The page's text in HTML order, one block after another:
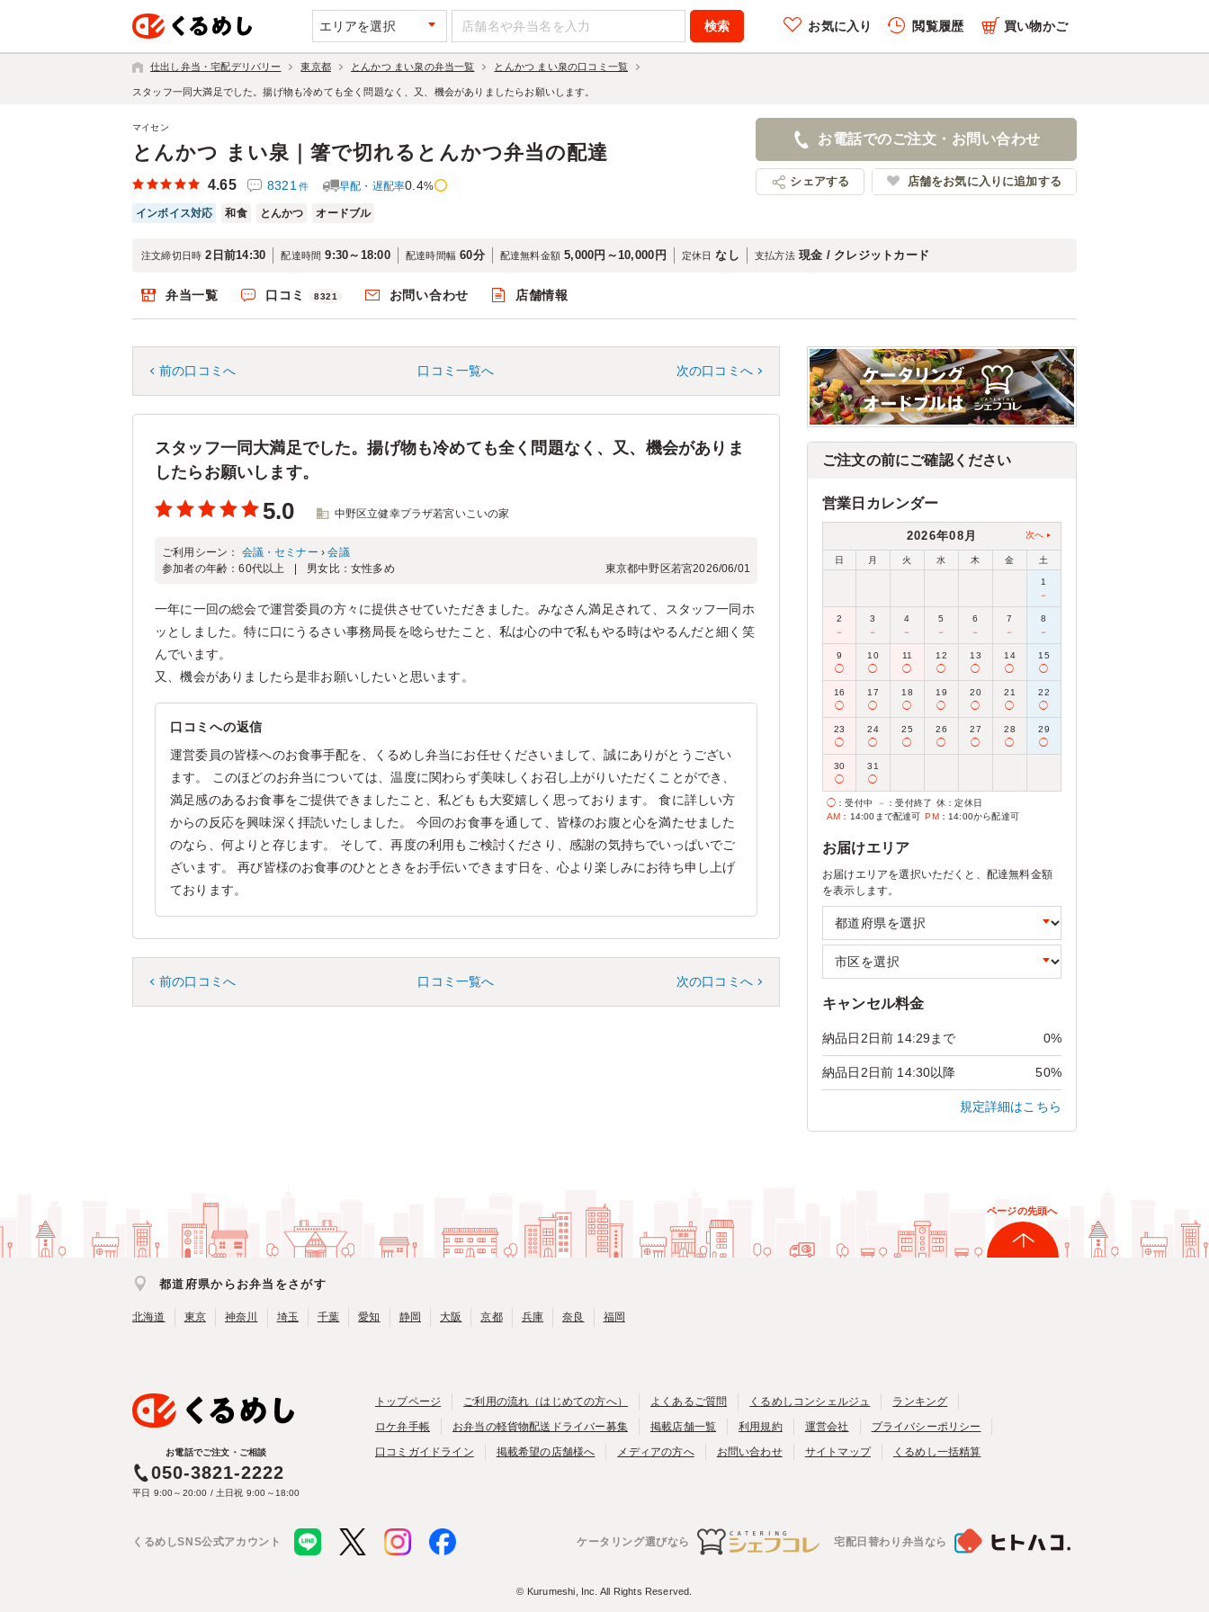
エリアを選択 お気に入り 閲覧履歴 買い物かご
仕出し弁当・宅配デリバリー 東京都 とんかつ まい泉の弁当一覧 とんかつ まい泉の口コミ一覧
スタッフ一同大満足でした。揚げ物も冷めても全く問題なく、又、機会がありましたらお願いします。
とんかつ まい泉｜箸で切れるとんかつ弁当の配達
マイセン
4.65 8321 件 早配・遅配率0.4%
インボイス対応 和食 とんかつ オードブル
お電話でのご注文・お問い合わせ
シェアする 店舗をお気に入りに追加する
注文締切日時 2日前14:30 配達時間 9:30～18:00 配達時間幅 60分 配達無料金額 5,000円～10,000円 定休日 なし 支払方法 現金 / クレジットカード
弁当一覧 口コミ 8321 お問い合わせ 店舗情報
前の口コミへ 口コミ一覧へ 次の口コミへ
スタッフ一同大満足でした。揚げ物も冷めても全く問題なく、又、機会がありま
したらお願いします。
5.0 中野区立健幸プラザ若宮いこいの家
ご利用シーン： 会議・セミナー ›会議
参加者の年齢：60代以上 男女比： 女性多め 東京都中野区若宮2026/06/01
一年に一回の総会で運営委員の方々に提供させていただきました。みなさん満足されて、スタッフ一同ホ
ッとしました。特に口にうるさい事務局長を唸らせたこと、私は心の中で私もやる時はやるんだと細く笑
んでいます。
又、機会がありましたら是非お願いしたいと思います。
口コミへの返信
運営委員の皆様へのお食事手配を、くるめし弁当にお任せくださいまして、誠にありがとうござい
ます。 このほどのお弁当については、温度に関わらず美味しくお召し上がりいただくことができ、
満足感のあるお食事をご提供できましたこと、私どもも大変嬉しく思っております。 食に詳しい方
からの反応を興味深く拝読いたしました。 今回のお食事を通して、皆様のお腹と心を満たせました
のなら、何よりと存じます。 そして、再度の利用もご検討くださり、感謝の気持ちでいっぱいでご
ざいます。 再び皆様のお食事のひとときをお手伝いできます日を、心より楽しみにお待ち申し上げ
ております。
前の口コミへ 口コミ一覧へ 次の口コミへ
ご注文の前にご確認ください
営業日カレンダー
2026年08月 次へ
日 月 火 水 木 金 土
1
－
2
－
3
－
4
－
5
－
6
－
7
－
8
－
9
◯
10
◯
11
◯
12
◯
13
◯
14
◯
15
◯
16
◯
17
◯
18
◯
19
◯
20
◯
21
◯
22
◯
23
◯
24
◯
25
◯
26
◯
27
◯
28
◯
29
◯
30
◯
31
◯
◯ ：受付中 － ：受付終了 休 ：定休日
AM ：14:00まで配達可 PM：14:00から配達可
お届けエリア
お届けエリアを選択いただくと、配達無料金額
を表示します。
キャンセル料金
納品日2日前 14:29まで 0%
納品日2日前 14:30以降 50%
規定詳細はこちら
ページの先頭へ
都道府県からお弁当をさがす
北海道 東京 神奈川 埼玉 千葉 愛知 静岡 大阪 京都 兵庫 奈良 福岡
お電話でご注文・ご相談
050-3821-2222
平日 9:00～20:00 / 土日祝 9:00～18:00
トップページ ご利用の流れ（はじめての方へ） よくあるご質問 くるめしコンシェルジュ
ランキング
ロケ弁手帳
お弁当の軽貨物配送ドライバー募集 掲載店舗一覧 利用規約 運営会社
プライバシーポリシー
口コミガイドライン
掲載希望の店舗様へ メディアの方へ お問い合わせ サイトマップ くるめし一括精算
くるめしSNS公式アカウント ケータリング選びなら 宅配日替わり弁当なら
© Kurumeshi, Inc. All Rights Reserved.